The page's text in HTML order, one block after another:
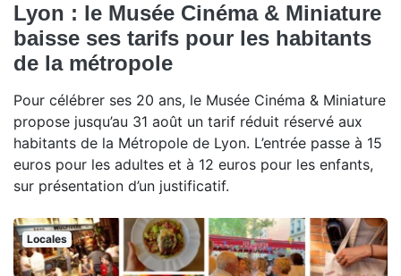
Lyon : le Musée Cinéma & Miniature
baisse ses tarifs pour les habitants
de la métropole
Pour célébrer ses 20 ans, le Musée Cinéma & Miniature
propose jusqu’au 31 août un tarif réduit réservé aux
habitants de la Métropole de Lyon. L’entrée passe à 15
euros pour les adultes et à 12 euros pour les enfants,
sur présentation d’un justificatif.
Locales